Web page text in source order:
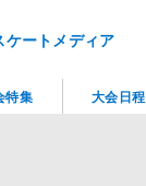
ートメディア
特集 大会日程